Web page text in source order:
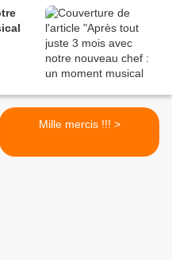
Mille mercis !!! >